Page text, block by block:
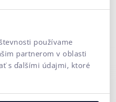
používame
partnerom v oblasti
s ďalšími údajmi, ktoré